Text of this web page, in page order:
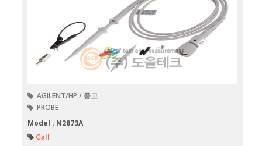
AGILENT/HP / 중고
PROBE
Model : N2873A
Call